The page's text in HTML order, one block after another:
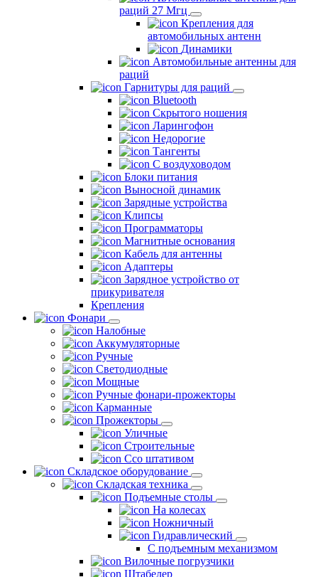
раций 27 Мгц
Крепления для
автомобильных антенн
Динамики
Автомобильные антенны для
раций
Гарнитуры для раций
Bluetooth
Скрытого ношения
Ларингофон
Недорогие
Тангенты
С воздуховодом
Блоки питания
Выносной динамик
Зарядные устройства
Клипсы
Программаторы
Магнитные основания
Кабель для антенны
Адаптеры
Зарядное устройство от
прикуривателя
Крепления
Фонари
Налобные
Аккумуляторные
Ручные
Светодиодные
Мощные
Ручные фонари-прожекторы
Карманные
Прожекторы
Уличные
Строительные
Ссо штативом
Складское оборудование
Складская техника
Подъемные столы
На колесах
Ножничный
Гидравлический
С подъемным механизмом
Вилочные погрузчики
Штабелер